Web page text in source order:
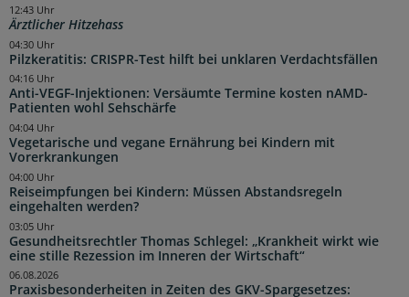
Ärztlicher Hitzehass
12:43 Uhr
Pilzkeratitis: CRISPR-Test hilft bei unklaren Verdachtsfällen
04:30 Uhr
Anti-VEGF-Injektionen: Versäumte Termine kosten nAMD-
Patienten wohl Sehschärfe
04:16 Uhr
Vegetarische und vegane Ernährung bei Kindern mit
Vorerkrankungen
04:04 Uhr
Reiseimpfungen bei Kindern: Müssen Abstandsregeln
eingehalten werden?
04:00 Uhr
Gesundheitsrechtler Thomas Schlegel: „Krankheit wirkt wie
eine stille Rezession im Inneren der Wirtschaft“
03:05 Uhr
Praxisbesonderheiten in Zeiten des GKV-Spargesetzes:
06.08.2026